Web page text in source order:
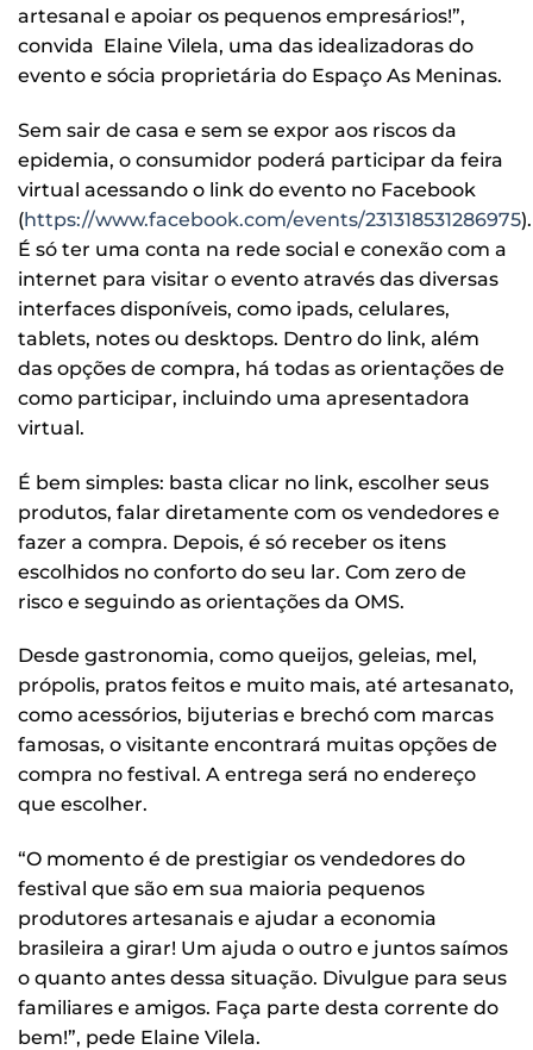
artesanal e apoiar os pequenos empresários!”,
convida Elaine Vilela, uma das idealizadoras do
evento e sócia proprietária do Espaço As Meninas.
Sem sair de casa e sem se expor aos riscos da
epidemia, o consumidor poderá participar da feira
virtual acessando o link do evento no Facebook
(https://www.facebook.com/events/231318531286975).
É só ter uma conta na rede social e conexão com a
internet para visitar o evento através das diversas
interfaces disponíveis, como ipads, celulares,
tablets, notes ou desktops. Dentro do link, além
das opções de compra, há todas as orientações de
como participar, incluindo uma apresentadora
virtual.
É bem simples: basta clicar no link, escolher seus
produtos, falar diretamente com os vendedores e
fazer a compra. Depois, é só receber os itens
escolhidos no conforto do seu lar. Com zero de
risco e seguindo as orientações da OMS.
Desde gastronomia, como queijos, geleias, mel,
própolis, pratos feitos e muito mais, até artesanato,
como acessórios, bijuterias e brechó com marcas
famosas, o visitante encontrará muitas opções de
compra no festival. A entrega será no endereço
que escolher.
“O momento é de prestigiar os vendedores do
festival que são em sua maioria pequenos
produtores artesanais e ajudar a economia
brasileira a girar! Um ajuda o outro e juntos saímos
o quanto antes dessa situação. Divulgue para seus
familiares e amigos. Faça parte desta corrente do
bem!”, pede Elaine Vilela.